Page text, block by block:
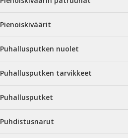
Pienoiskiväärit
Puhallusputken nuolet
Puhallusputken tarvikkeet
Puhallusputket
Puhdistusnarut